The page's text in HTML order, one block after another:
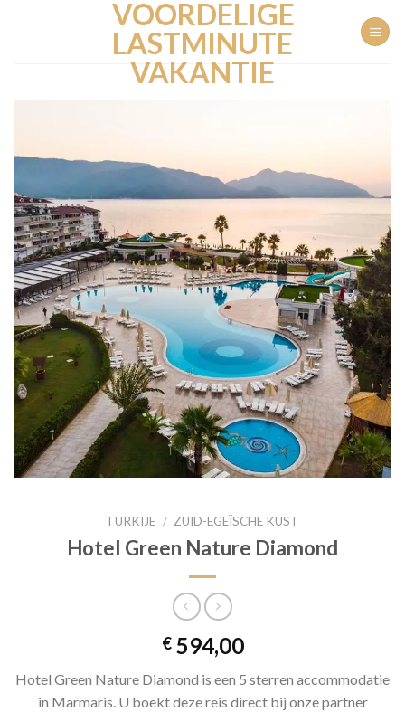
VOORDELIGE
LASTMINUTE
VAKANTIE
TURKIJE / ZUID-EGEÏSCHE KUST
Hotel Green Nature Diamond
€594,00
Hotel Green Nature Diamond is een 5 sterren accommodatie
in Marmaris. U boekt deze reis direct bij onze partner